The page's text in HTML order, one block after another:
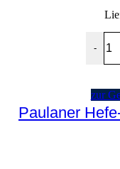
-
zur
Paulaner